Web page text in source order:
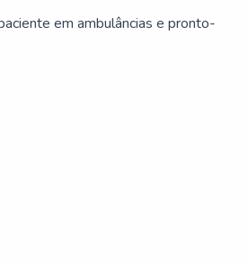
em ambulâncias e pronto-